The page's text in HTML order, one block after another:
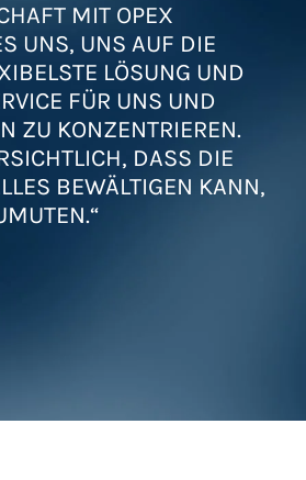
MIT OPEX
UNS, UNS AUF DIE
LÖSUNG UND
FÜR UNS UND
ZU KONZENTRIEREN.
DASS DIE
BEWÄLTIGEN KANN,